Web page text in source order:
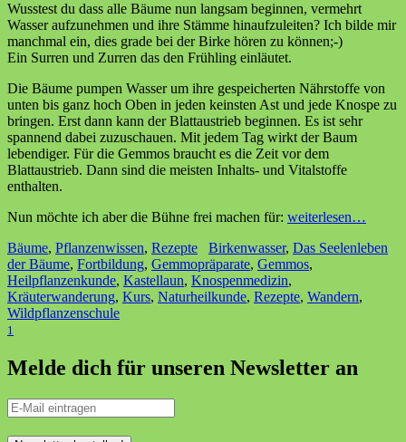
Wusstest du dass alle Bäume nun langsam beginnen, vermehrt
Wasser aufzunehmen und ihre Stämme hinaufzuleiten? Ich bilde mir
manchmal ein, dies grade bei der Birke hören zu können;-)
Ein Surren und Zurren das den Frühling einläutet.
Die Bäume pumpen Wasser um ihre gespeicherten Nährstoffe von
unten bis ganz hoch Oben in jeden keinsten Ast und jede Knospe zu
bringen. Erst dann kann der Blattaustrieb beginnen. Es ist sehr
spannend dabei zuzuschauen. Mit jedem Tag wirkt der Baum
lebendiger. Für die Gemmos braucht es die Zeit vor dem
Blattaustrieb. Dann sind die meisten Inhalts- und Vitalstoffe
enthalten.
Nun möchte ich aber die Bühne frei machen für: weiterlesen…
Bäume, Pflanzenwissen, Rezepte Birkenwasser, Das Seelenleben
der Bäume, Fortbildung, Gemmopräparate, Gemmos,
Heilpflanzenkunde, Kastellaun, Knospenmedizin,
Kräuterwanderung, Kurs, Naturheilkunde, Rezepte, Wandern,
Wildpflanzenschule
1
Melde dich für unseren Newsletter an